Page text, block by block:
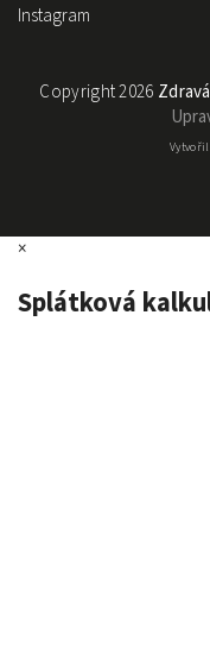
Instagram
Copyright 2026
Vytvořil
×
Splátková